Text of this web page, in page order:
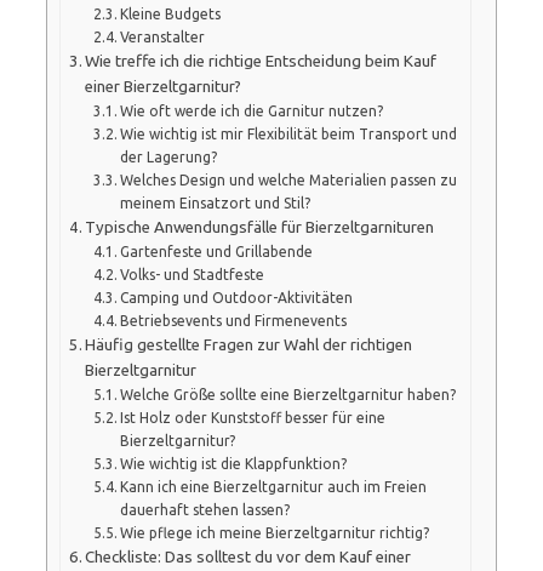
Kleine Budgets
Veranstalter
Wie treffe ich die richtige Entscheidung beim Kauf
einer Bierzeltgarnitur?
Wie oft werde ich die Garnitur nutzen?
Wie wichtig ist mir Flexibilität beim Transport und
der Lagerung?
Welches Design und welche Materialien passen zu
meinem Einsatzort und Stil?
Typische Anwendungsfälle für Bierzeltgarnituren
Gartenfeste und Grillabende
Volks- und Stadtfeste
Camping und Outdoor-Aktivitäten
Betriebsevents und Firmenevents
Häufig gestellte Fragen zur Wahl der richtigen
Bierzeltgarnitur
Welche Größe sollte eine Bierzeltgarnitur haben?
Ist Holz oder Kunststoff besser für eine
Bierzeltgarnitur?
Wie wichtig ist die Klappfunktion?
Kann ich eine Bierzeltgarnitur auch im Freien
dauerhaft stehen lassen?
Wie pflege ich meine Bierzeltgarnitur richtig?
Checkliste: Das solltest du vor dem Kauf einer